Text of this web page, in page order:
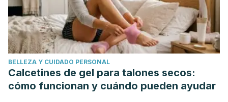
bias, or a bit of both?. Vascular health and risk
management, 2(3), 239–249.
https://doi.org/10.2147/vhrm.2006.2.3.239
Alimentación sana. 2018. Organización Mundial de la Salud.
https://www.who.int/es/news-room/fact-
sheets/detail/healthy-diet
BELLEZA Y CUIDADO PERSONAL
Calcetines de gel para talones secos:
cómo funcionan y cuándo pueden ayudar